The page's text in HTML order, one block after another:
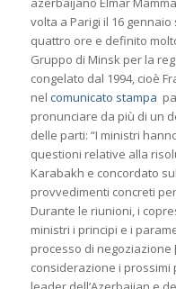
volta a Parigi il 16
quattro ore e definito
Gruppo di Minsk per la
congelato dal 1994, cioè
nel comunicato stampa
pronunciare da più di un
delle parti: “I ministri
questioni relative alla
Karabakh e concordato
provvedimenti concreti
Durante le riunioni, i
ministri i principi e i
processo di
considerazione i prossimi